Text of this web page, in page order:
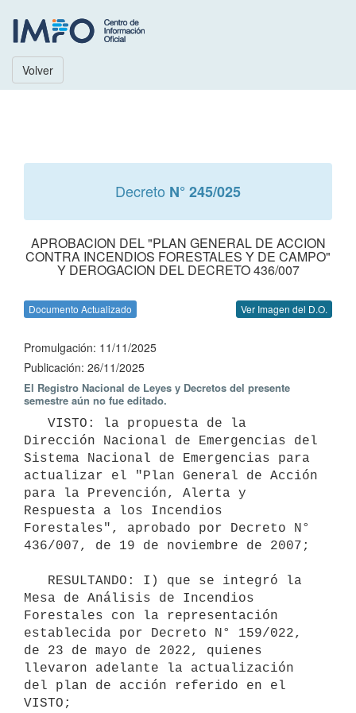
Volver
Decreto N° 245/025
APROBACION DEL "PLAN GENERAL DE ACCION
CONTRA INCENDIOS FORESTALES Y DE CAMPO"
Y DEROGACION DEL DECRETO 436/007
Documento Actualizado Ver Imagen del D.O.
Promulgación: 11/11/2025
Publicación: 26/11/2025
El Registro Nacional de Leyes y Decretos del presente
semestre aún no fue editado.
Dirección Nacional de Emergencias del
Sistema Nacional de Emergencias para
actualizar el "Plan General de Acción
para la Prevención, Alerta y
Respuesta a los Incendios
Forestales", aprobado por Decreto N°
436/007, de 19 de noviembre de 2007;
Mesa de Análisis de Incendios
Forestales con la representación
establecida por Decreto N° 159/022,
de 23 de mayo de 2022, quienes
llevaron adelante la actualización
del plan de acción referido en el
VISTO;